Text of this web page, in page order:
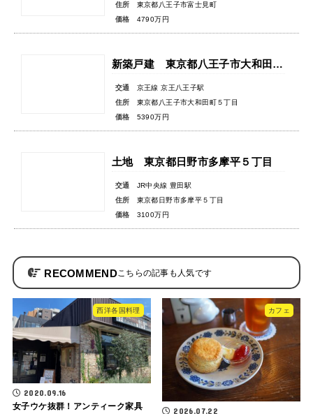
住所
東京都八王子市富士見町
価格
4790万円
新築戸建 東京都八王子市大和田町５丁目
交通
京王線 京王八王子駅
住所
東京都八王子市大和田町５丁目
価格
5390万円
土地 東京都日野市多摩平５丁目
交通
JR中央線 豊田駅
住所
東京都日野市多摩平５丁目
価格
3100万円
RECOMMEND
西洋各国料理
2020.09.16
女子ウケ抜群！アンティーク家具
カフェ
2026.07.22